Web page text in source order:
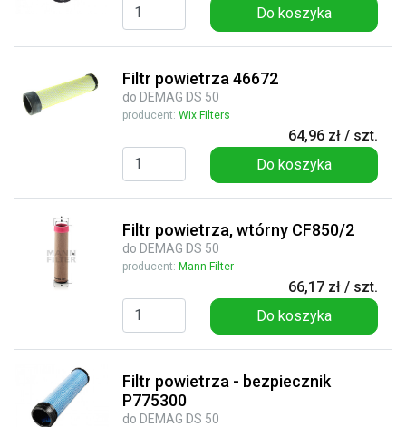
Do koszyka
Filtr powietrza 46672
do DEMAG DS 50
producent: Wix Filters
64,96 zł / szt.
Do koszyka
Filtr powietrza, wtórny CF850/2
do DEMAG DS 50
producent: Mann Filter
66,17 zł / szt.
Do koszyka
Filtr powietrza - bezpiecznik
P775300
do DEMAG DS 50